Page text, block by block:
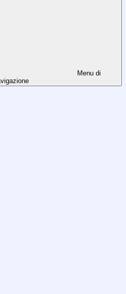
Menu di